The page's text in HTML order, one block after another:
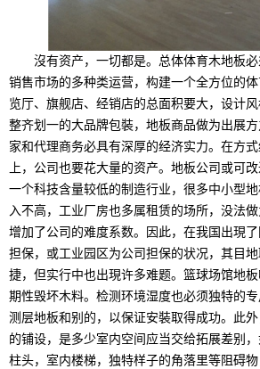
沒有资产，一切都是。总体体育木地板必
销售市场的多种类运营，构建一个全方位的
览厅、旗舰店、经销店的总面积要大，设计
整齐划一的大品牌包裝，地板商品做为出展方
家和代理商务必具有深厚的经济实力。在方
上，公司也要花大量的资产。地板公司或可
一个科技含量较低的制造行业，很多中小型
入不高，工业厂房也多属租赁的场所，没法
增加了公司的难度系数。因此，在我国出現
担保，或工业园区为公司担保的状况，其目
捷，但实行中也出現许多难题。篮球场馆地
期性毁坏木料。检测环境湿度也必须独特的
测层地板和别的，以保证安裝取得成功。此
的铺设，是多少室内空间应当交给拓展差别
柱头，室内楼梯，独特样子的角落里等阻碍